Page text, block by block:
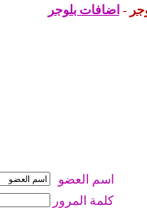
- اضافات بلوجر
اسم العضو
كلمة المرور